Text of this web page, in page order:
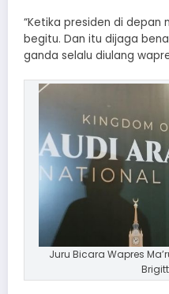
“Ketika presiden di depan
begitu. Dan itu dijaga
ganda selalu diulang
Juru Bicara Wapres